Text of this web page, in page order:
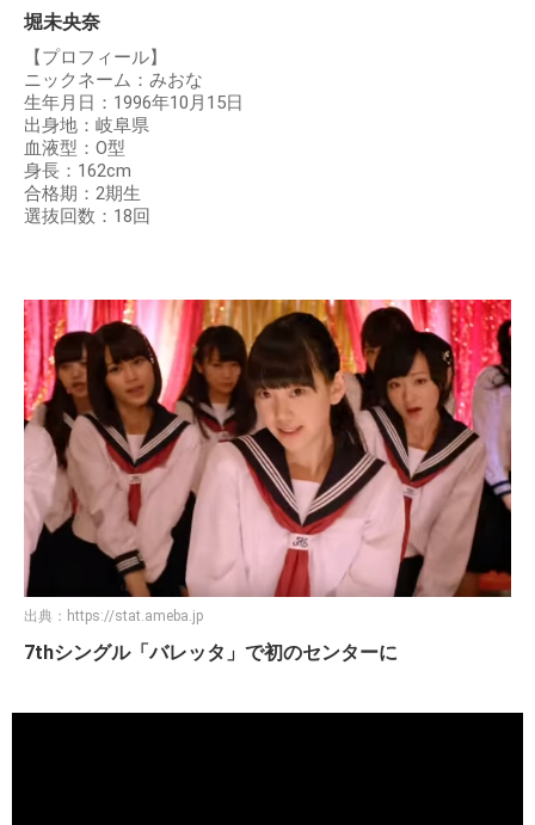
堀未央奈
【プロフィール】
ニックネーム：みおな
生年月日：1996年10月15日
出身地：岐阜県
血液型：O型
身長：162cm
合格期：2期生
選抜回数：18回
出典： https://stat.ameba.jp
7thシングル「バレッタ」で初のセンターに